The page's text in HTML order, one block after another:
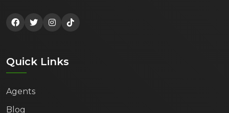
Quick Links
Agents
Blog